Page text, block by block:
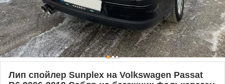
Лип спойлер Sunplex на Volkswagen Passat